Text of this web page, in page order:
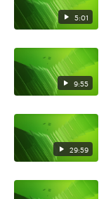
5:01
9:55
29:59